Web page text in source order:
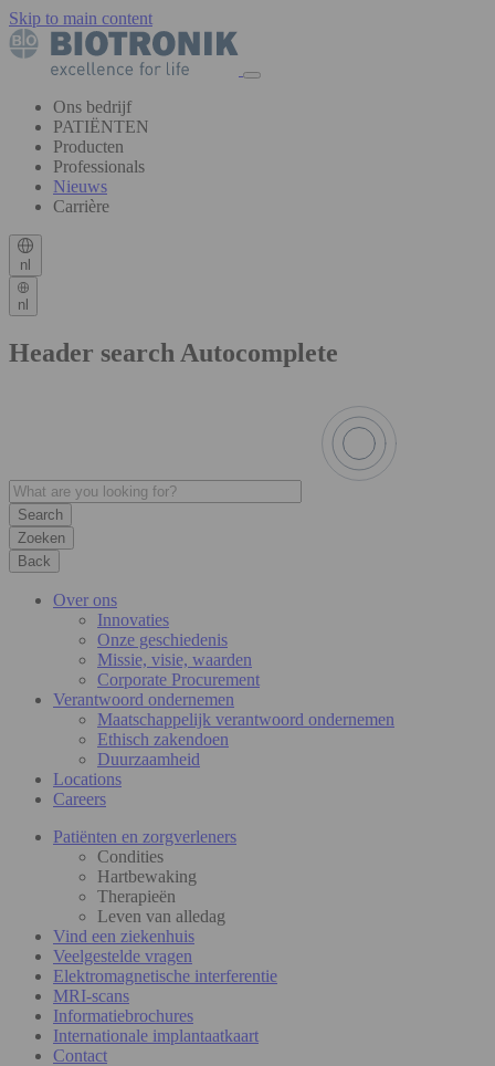
Skip to main content
Ons bedrijf
PATIËNTEN
Producten
Professionals
Nieuws
Carrière
nl
nl
Header search Autocomplete
Zoeken
Back
Over ons
Innovaties
Onze geschiedenis
Missie, visie, waarden
Corporate Procurement
Verantwoord ondernemen
Maatschappelijk verantwoord ondernemen
Ethisch zakendoen
Duurzaamheid
Locations
Careers
Patiënten en zorgverleners
Condities
Hartbewaking
Therapieën
Leven van alledag
Vind een ziekenhuis
Veelgestelde vragen
Elektromagnetische interferentie
MRI-scans
Informatiebrochures
Internationale implantaatkaart
Contact